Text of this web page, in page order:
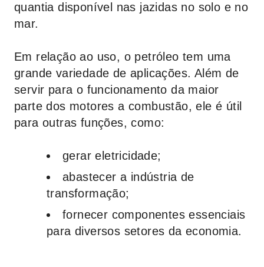
quantia disponível nas jazidas no solo e no
mar.
Em relação ao uso, o petróleo tem uma
grande variedade de aplicações. Além de
servir para o funcionamento da maior
parte dos motores a combustão, ele é útil
para outras funções, como:
gerar eletricidade;
abastecer a indústria de
transformação;
fornecer componentes essenciais
para diversos setores da economia.